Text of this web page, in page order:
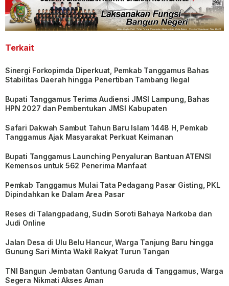
Terkait
Sinergi Forkopimda Diperkuat, Pemkab Tanggamus Bahas
Stabilitas Daerah hingga Penertiban Tambang Ilegal
Bupati Tanggamus Terima Audiensi JMSI Lampung, Bahas
HPN 2027 dan Pembentukan JMSI Kabupaten
Safari Dakwah Sambut Tahun Baru Islam 1448 H, Pemkab
Tanggamus Ajak Masyarakat Perkuat Keimanan
Bupati Tanggamus Launching Penyaluran Bantuan ATENSI
Kemensos untuk 562 Penerima Manfaat
Pemkab Tanggamus Mulai Tata Pedagang Pasar Gisting, PKL
Dipindahkan ke Dalam Area Pasar
Reses di Talangpadang, Sudin Soroti Bahaya Narkoba dan
Judi Online
Jalan Desa di Ulu Belu Hancur, Warga Tanjung Baru hingga
Gunung Sari Minta Wakil Rakyat Turun Tangan
TNI Bangun Jembatan Gantung Garuda di Tanggamus, Warga
Segera Nikmati Akses Aman